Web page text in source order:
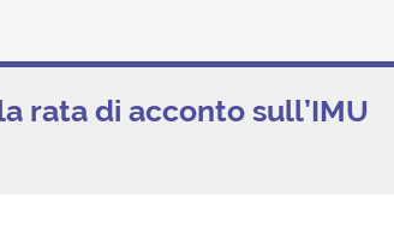
rata di acconto sull’IMU